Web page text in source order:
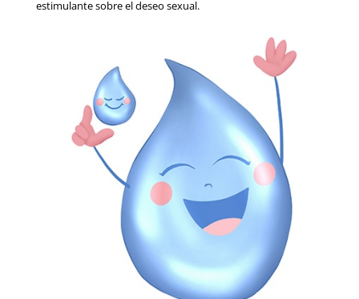
estimulante sobre el deseo sexual.